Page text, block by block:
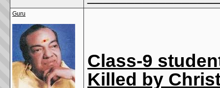
Guru
Class-9
Killed by